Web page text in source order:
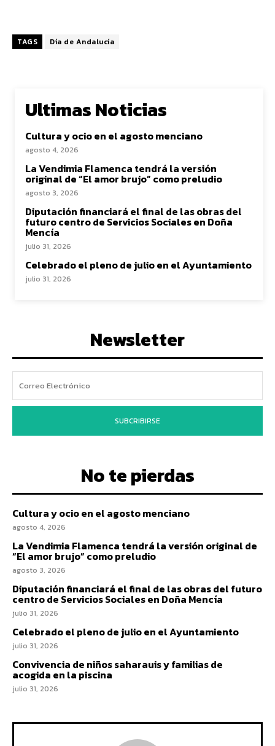
TAGS Día de Andalucía
Ultimas Noticias
Cultura y ocio en el agosto menciano
agosto 4, 2026
La Vendimia Flamenca tendrá la versión
original de “El amor brujo” como preludio
agosto 3, 2026
Diputación financiará el final de las obras del
futuro centro de Servicios Sociales en Doña
Mencía
julio 31, 2026
Celebrado el pleno de julio en el Ayuntamiento
julio 31, 2026
Newsletter
SUBCRIBIRSE
No te pierdas
Cultura y ocio en el agosto menciano
agosto 4, 2026
La Vendimia Flamenca tendrá la versión original de
“El amor brujo” como preludio
agosto 3, 2026
Diputación financiará el final de las obras del futuro
centro de Servicios Sociales en Doña Mencía
julio 31, 2026
Celebrado el pleno de julio en el Ayuntamiento
julio 31, 2026
Convivencia de niños saharauis y familias de
acogida en la piscina
julio 31, 2026